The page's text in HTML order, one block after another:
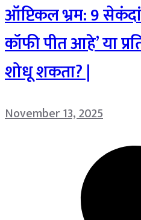
ऑप्टिकल भ्रम: 9
कॉफी पीत आहे’ या
शोधू शकता? |
November 13, 2025